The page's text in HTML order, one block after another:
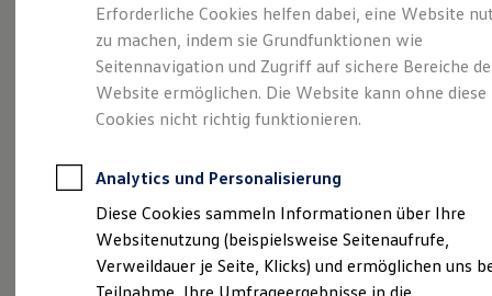
Leasing
Leasing-Angebote
Gebrauchtwagen Leasing
Junge Gebrauchtwagen-Leasing
Elektroauto Leasing
Kleinwagen-Leasing
Leasing ohne Anzahlung
Autokredit mit Schlussrate
Versicherungen und Garantien
Kfz-Versicherung
Restschuldversicherungen
Garantien
Wartungsverträge
Geschäftskunden
So geht neu.
Entdecken Sie jetzt
den neuen ID.3 Neo!
Erforderliche Cookies helfen dabei, eine Website
zu machen, indem sie Grundfunktionen wie
Seitennavigation und Zugriff auf sichere Bereiche
Website ermöglichen. Die Website kann ohne diese
Cookies nicht richtig funktionieren.
Analytics und Personalisierung
Diese Cookies sammeln Informationen über Ihre
Websitenutzung (beispielsweise Seitenaufrufe,
Verweildauer je Seite, Klicks) und ermöglichen uns
Teilnahme, Ihre Umfrageergebnisse in die